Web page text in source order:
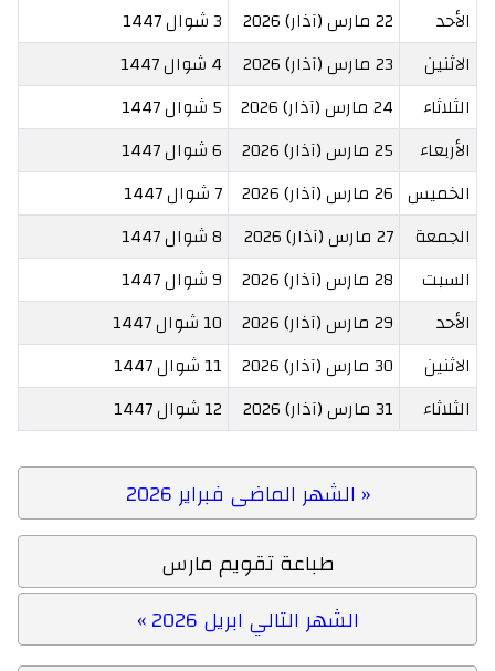
الأحد
22 مارس (آذار) 2026
3 شوال 1447
الاثنين
23 مارس (آذار) 2026
4 شوال 1447
الثلاثاء
24 مارس (آذار) 2026
5 شوال 1447
الأربعاء
25 مارس (آذار) 2026
6 شوال 1447
الخميس 26 مارس (آذار) 2026
7 شوال 1447
الجمعة
27 مارس (آذار) 2026
8 شوال 1447
السبت
28 مارس (آذار) 2026
9 شوال 1447
الأحد
29 مارس (آذار) 2026
10 شوال 1447
الاثنين
30 مارس (آذار) 2026
11 شوال 1447
الثلاثاء
31 مارس (آذار) 2026 12 شوال 1447
« الشهر الماضى فبراير 2026
طباعة تقويم مارس
الشهر التالي ابريل 2026 »